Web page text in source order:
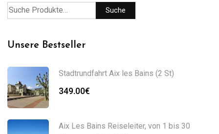
Suche
Unsere Bestseller
Stadtrundfahrt Aix les Bains (2 St)
349.00€
Aix Les Bains Reiseleiter, von 1 bis 30